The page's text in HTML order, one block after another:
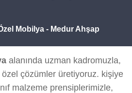
Mobilya - Medur Ahşap
alanında uzman kadromuzla,
çözümler üretiyoruz. kişiye
malzeme prensiplerimizle,